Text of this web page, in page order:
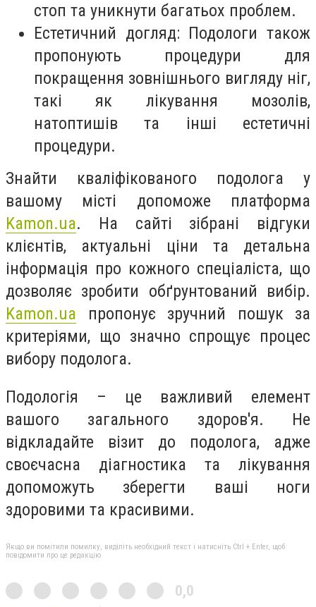
стоп та уникнути багатьох проблем.
Естетичний догляд: Подологи також
пропонують процедури для
покращення зовнішнього вигляду ніг,
такі як лікування мозолів,
натоптишів та інші естетичні
процедури.
Знайти кваліфікованого подолога у
вашому місті допоможе платформа
Kamon.ua. На сайті зібрані відгуки
клієнтів, актуальні ціни та детальна
інформація про кожного спеціаліста, що
дозволяє зробити обґрунтований вибір.
Kamon.ua пропонує зручний пошук за
критеріями, що значно спрощує процес
вибору подолога.
Подологія – це важливий елемент
вашого загального здоров'я. Не
відкладайте візит до подолога, адже
своєчасна діагностика та лікування
допоможуть зберегти ваші ноги
здоровими та красивими.
Якщо ви помітили помилку, виділіть необхідний текст і натисніть Ctrl + Enter, щоб
повідомити про це редакцію
0,0